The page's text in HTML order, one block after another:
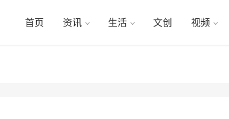
首页 资讯 生活 文创 视频